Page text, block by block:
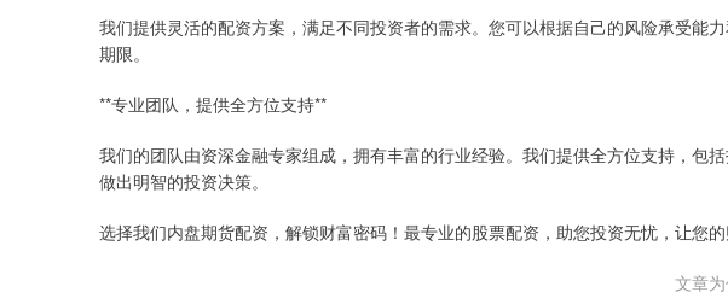
我们提供灵活的配资方案，满足不同投资者的需求。您可以根据自己的风险承受能
期限。
**专业团队，提供全方位支持**
我们的团队由资深金融专家组成，拥有丰富的行业经验。我们提供全方位支持，包
做出明智的投资决策。
选择我们内盘期货配资，解锁财富密码！最专业的股票配资，助您投资无忧，让您的
文章